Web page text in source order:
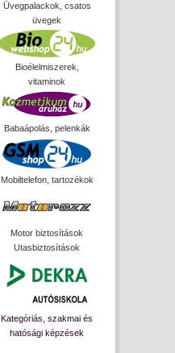
Üvegpalackok, csatos
üvegek
Bioélelmiszerek,
vitaminok
Babaápolás, pelenkák
Mobiltelefon, tartozékok
Motor biztosítások
Utasbiztosítások
Kategóriás, szakmai és
hatósági képzések